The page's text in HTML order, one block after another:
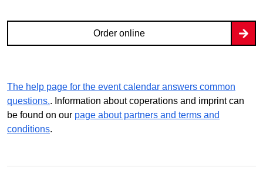
Order online
The help page for the event calendar answers common
questions.. Information about coperations and imprint can
be found on our page about partners and terms and
conditions.